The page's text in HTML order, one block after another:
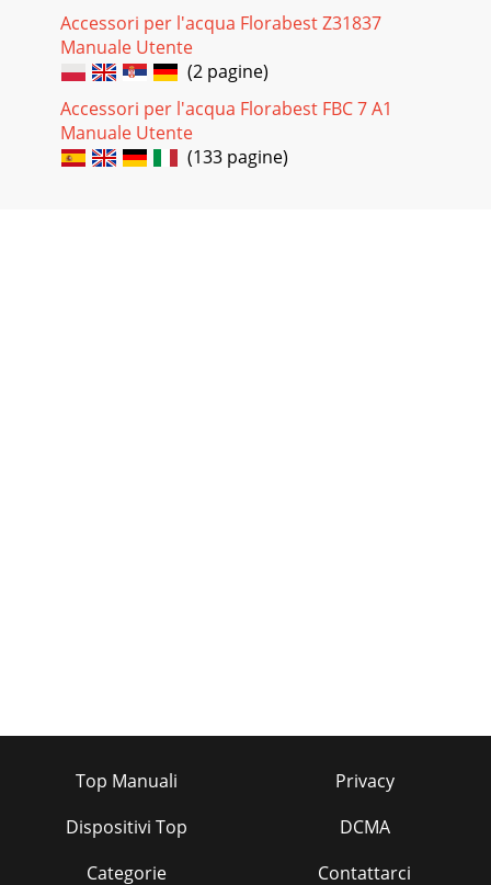
Accessori per l'acqua Florabest Z31837
Manuale Utente
(2 pagine)
Accessori per l'acqua Florabest FBC 7 A1
Manuale Utente
(133 pagine)
Top Manuali
Dispositivi Top
Categorie
Privacy
DCMA
Contattarci